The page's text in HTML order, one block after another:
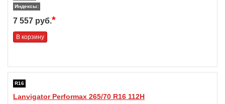
Индексы:
7 557 руб.*
В корзину
R16
Lanvigator Performax 265/70 R16 112H